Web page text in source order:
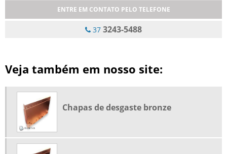
FUNDIÇÃO COBRE ELETROLITICO
FUNDIÇÃO DE COBRE
INDUSTRIA DE BUCHAS DE BRONZE
LANÇA DE OXIGÊNIO
LANÇA REFRIGERADA
ONDE COMPRAR BUCHAS GRAFITADAS
ENTRE EM CONTATO PELO TELEFONE
37 3243-5488
Veja também em nosso site:
Chapas de desgaste bronze